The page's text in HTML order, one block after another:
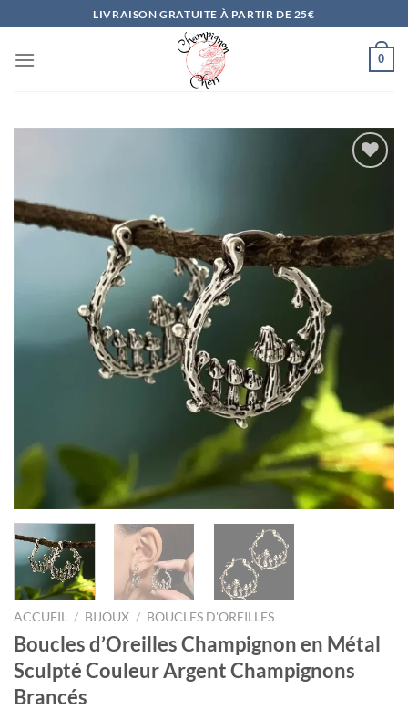
au
contenu
LIVRAISON GRATUITE À PARTIR DE 25€
0
à la
liste
d’envies
ACCUEIL / BIJOUX / BOUCLES D'OREILLES
Boucles d’Oreilles Champignon en Métal
Sculpté Couleur Argent Champignons
Brancés